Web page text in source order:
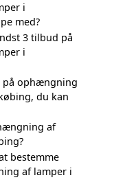
i
med?
3 tilbud på
i
på ophængning
du kan
af
bestemme
af lamper i